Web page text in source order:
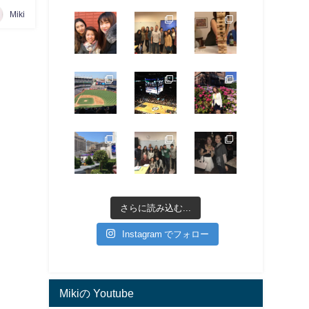
Miki
さらに読み込む...
Instagram でフォロー
Mikiの Youtube